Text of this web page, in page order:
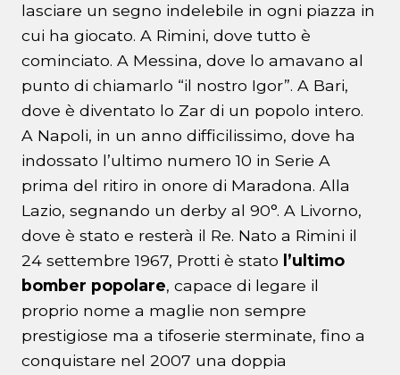
lasciare un segno indelebile in ogni piazza in
cui ha giocato. A Rimini, dove tutto è
cominciato. A Messina, dove lo amavano al
punto di chiamarlo “il nostro Igor”. A Bari,
dove è diventato lo Zar di un popolo intero.
A Napoli, in un anno difficilissimo, dove ha
indossato l’ultimo numero 10 in Serie A
prima del ritiro in onore di Maradona. Alla
Lazio, segnando un derby al 90°. A Livorno,
dove è stato e resterà il Re. Nato a Rimini il
24 settembre 1967, Protti è stato l’ultimo
bomber popolare, capace di legare il
proprio nome a maglie non sempre
prestigiose ma a tifoserie sterminate, fino a
conquistare nel 2007 una doppia